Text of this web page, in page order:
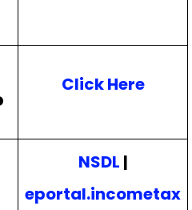
Click Here
NSDL |
eportal.incometax